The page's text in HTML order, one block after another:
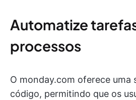
Automatize
processos
O monday.com oferece uma
código, permitindo que os